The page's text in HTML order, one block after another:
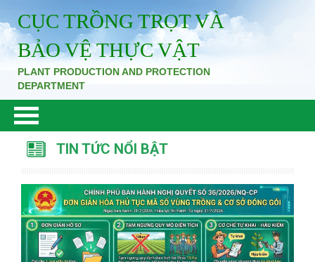
CỤC TRỒNG TRỌT VÀ
BẢO VỆ THỰC VẬT
PLANT PRODUCTION AND PROTECTION
DEPARTMENT
TIN TỨC NỔI BẬT